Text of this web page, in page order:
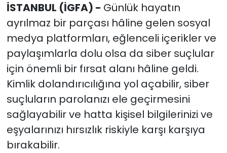
İSTANBUL (İGFA) - Günlük hayatın
ayrılmaz bir parçası hâline gelen sosyal
medya platformları, eğlenceli içerikler ve
paylaşımlarla dolu olsa da siber suçlular
için önemli bir fırsat alanı hâline geldi.
Kimlik dolandırıcılığına yol açabilir, siber
suçluların parolanızı ele geçirmesini
sağlayabilir ve hatta kişisel bilgilerinizi ve
eşyalarınızı hırsızlık riskiyle karşı karşıya
bırakabilir.